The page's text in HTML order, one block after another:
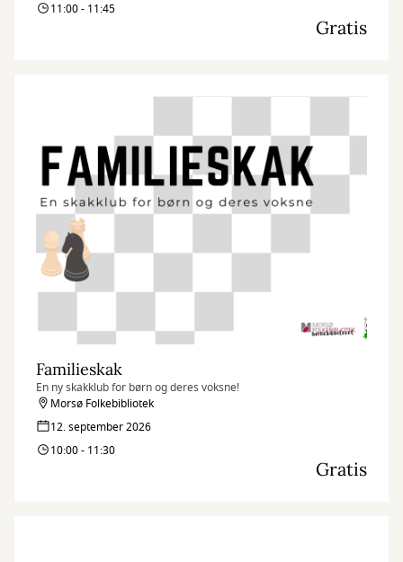
11:00 - 11:45
Gratis
Familieskak
En ny skakklub for børn og deres voksne!
Morsø Folkebibliotek
12. september 2026
10:00 - 11:30
Gratis